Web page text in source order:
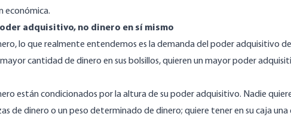
económica.
adquisitivo, no dinero en sí mismo
lo que realmente entendemos es la demanda del poder adquisitivo
cantidad de dinero en sus bolsillos, quieren un mayor poder
están condicionados por la altura de su poder adquisitivo. Nadie
de dinero o un peso determinado de dinero; quiere tener en su caja